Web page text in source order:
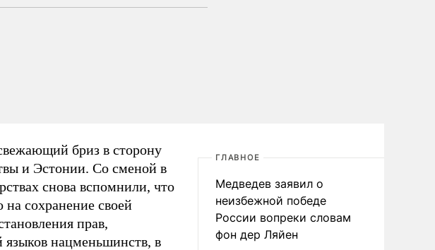
бриз в сторону
и Эстонии. Со сменой в
снова вспомнили, что
сохранение своей
прав,
языков нацменьшинств, в
ГЛАВНОЕ
Медведев заявил о
неизбежной победе
России вопреки словам
фон дер Ляйен